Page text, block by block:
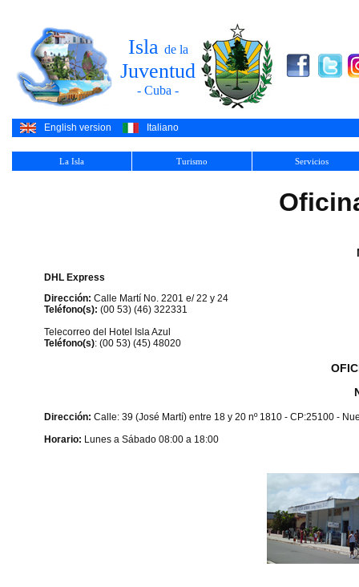
Isla de la
Juventud
- Cuba -
English version Italiano
La Isla Turismo Servicios
DHL Express
Dirección: Calle Martí No. 2201 e/ 22 y 24
Teléfono(s): (00 53) (46) 322331
Telecorreo del Hotel Isla Azul
Teléfono(s): (00 53) (45) 48020
Dirección: Calle: 39 (José Martí) entre 18 y 20 nº 1810 - CP:25100 -
Horario: Lunes a Sábado 08:00 a 18:00